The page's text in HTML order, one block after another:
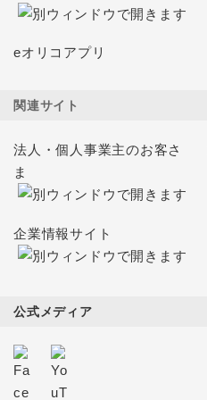
eオリコアプリ
関連サイト
法人・個人事業主のお客さ
ま
企業情報サイト
公式メディア